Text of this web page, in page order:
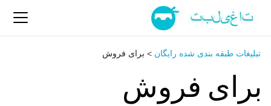
تبلیغات طبقه بندی شده رایگان > برای فروش
برای فروش